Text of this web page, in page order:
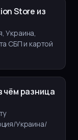
Store из
Украина,
СБП и картой
чём разница
Украина/